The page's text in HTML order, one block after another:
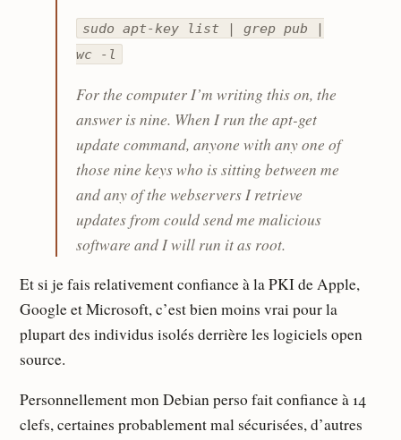
sudo apt-key list | grep pub |
wc -l
For the computer I’m writing this on, the
answer is nine. When I run the apt-get
update command, anyone with any one of
those nine keys who is sitting between me
and any of the webservers I retrieve
updates from could send me malicious
software and I will run it as root.
Et si je fais relativement confiance à la PKI de Apple,
Google et Microsoft, c’est bien moins vrai pour la
plupart des individus isolés derrière les logiciels open
source.
Personnellement mon Debian perso fait confiance à 14
clefs, certaines probablement mal sécurisées, d’autres